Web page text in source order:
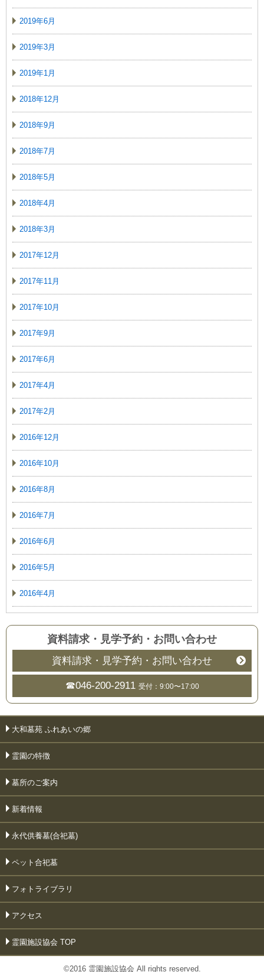
2019年6月
2019年3月
2019年1月
2018年12月
2018年9月
2018年7月
2018年5月
2018年4月
2018年3月
2017年12月
2017年11月
2017年10月
2017年9月
2017年6月
2017年4月
2017年2月
2016年12月
2016年10月
2016年8月
2016年7月
2016年6月
2016年5月
2016年4月
資料請求・見学予約 ・ お問い合わせ
資料請求・見学予約・お問い合わせ
☎046-200-2911 受付：9:00〜17:00
大和墓苑 ふれあいの郷
霊園の特徴
墓所のご案内
新着情報
永代供養墓(合祀墓)
ペット合祀墓
フォトライブラリ
アクセス
霊園施設協会 TOP
©2016 霊園施設協会 All rights reserved.